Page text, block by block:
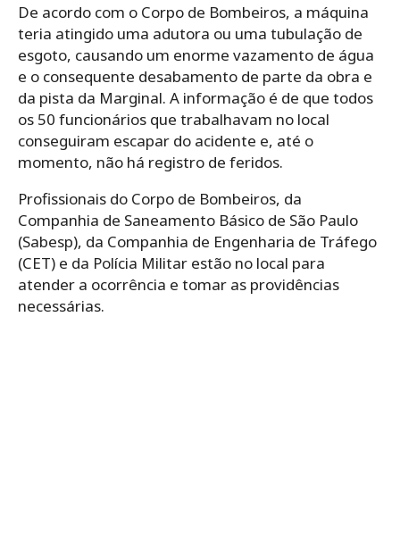
De acordo com o Corpo de Bombeiros, a máquina
teria atingido uma adutora ou uma tubulação de
esgoto, causando um enorme vazamento de água
e o consequente desabamento de parte da obra e
da pista da Marginal. A informação é de que todos
os 50 funcionários que trabalhavam no local
conseguiram escapar do acidente e, até o
momento, não há registro de feridos.
Profissionais do Corpo de Bombeiros, da
Companhia de Saneamento Básico de São Paulo
(Sabesp), da Companhia de Engenharia de Tráfego
(CET) e da Polícia Militar estão no local para
atender a ocorrência e tomar as providências
necessárias.